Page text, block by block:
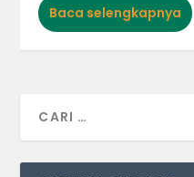
Baca selengkapnya